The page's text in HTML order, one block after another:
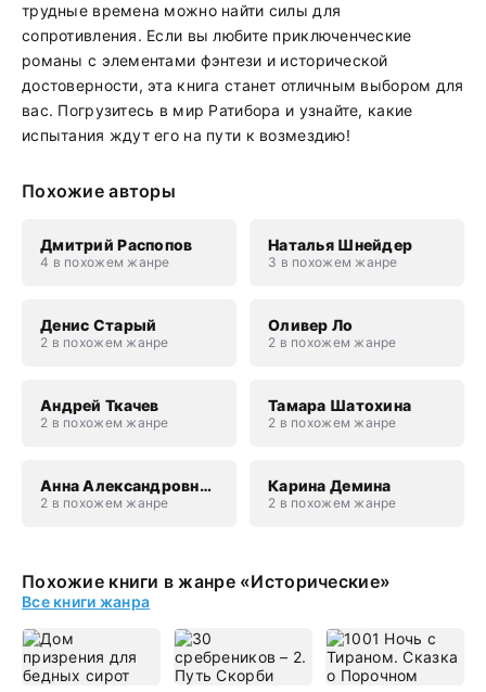
трудные времена можно найти силы для
сопротивления. Если вы любите приключенческие
романы с элементами фэнтези и исторической
достоверности, эта книга станет отличным выбором для
вас. Погрузитесь в мир Ратибора и узнайте, какие
испытания ждут его на пути к возмездию!
Похожие авторы
Дмитрий Распопов
4 в похожем жанре
Наталья Шнейдер
3 в похожем жанре
Денис Старый
2 в похожем жанре
Оливер Ло
2 в похожем жанре
Андрей Ткачев
2 в похожем жанре
Тамара Шатохина
2 в похожем жанре
Анна Александровна Завгородняя
2 в похожем жанре
Карина Демина
2 в похожем жанре
Похожие книги в жанре «Исторические»
Все книги жанра